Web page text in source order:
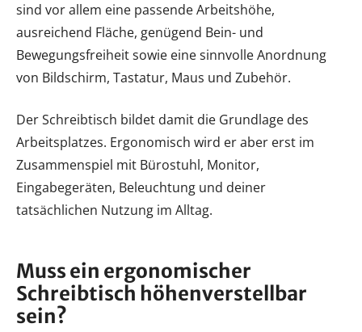
sind vor allem eine passende Arbeitshöhe,
ausreichend Fläche, genügend Bein- und
Bewegungsfreiheit sowie eine sinnvolle Anordnung
von Bildschirm, Tastatur, Maus und Zubehör.
Der Schreibtisch bildet damit die Grundlage des
Arbeitsplatzes. Ergonomisch wird er aber erst im
Zusammenspiel mit Bürostuhl, Monitor,
Eingabegeräten, Beleuchtung und deiner
tatsächlichen Nutzung im Alltag.
Muss ein ergonomischer
Schreibtisch höhenverstellbar
sein?